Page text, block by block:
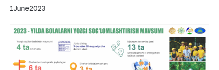
1June2023